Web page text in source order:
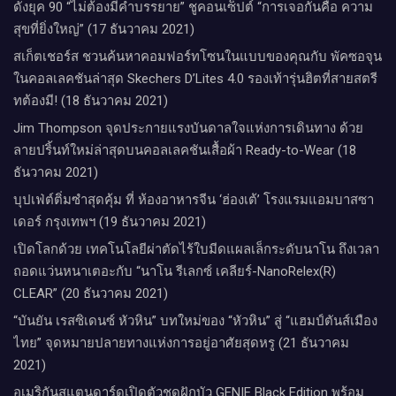
ดังยุค 90 “ไม่ต้องมีคำบรรยาย” ชูคอนเซ็ปต์ “การเจอกันคือ ความ
สุขที่ยิ่งใหญ่” (17 ธันวาคม 2021)
สเก็ตเชอร์ส ชวนค้นหาคอมฟอร์ทโซนในแบบของคุณกับ พัคซอจุน
ในคอลเลคชันล่าสุด Skechers D’Lites 4.0 รองเท้ารุ่นฮิตที่สายสตรี
ทต้องมี! (18 ธันวาคม 2021)
Jim Thompson จุดประกายแรงบันดาลใจแห่งการเดินทาง ด้วย
ลายปริ้นท์ใหม่ล่าสุดบนคอลเลคชันเสื้อผ้า Ready-to-Wear (18
ธันวาคม 2021)
บุปเฟ่ต์ติ่มซำสุดคุ้ม ที่ ห้อง​อาหารจีน​ ‘ฮ่องเต้’ โรงแรม​แอม​บาส​ซา​
เดอร์​ กรุงเทพฯ​ (19 ธันวาคม 2021)
เปิดโลกด้วย เทคโนโลยีผ่าตัดไร้ใบมีดแผลเล็กระดับนาโน ถึงเวลา
ถอดแว่นหนาเตอะกับ “นาโน รีเลกซ์ เคลียร์-NanoRelex(R)
CLEAR” (20 ธันวาคม 2021)
“บันยัน เรสซิเดนซ์ หัวหิน” บทใหม่ของ “หัวหิน” สู่ “แฮมป์ตันส์เมือง
ไทย” จุดหมายปลายทางแห่งการอยู่อาศัยสุดหรู (21 ธันวาคม
2021)
อเมริกันสแตนดาร์ดเปิดตัวชุดฝักบัว GENIE Black Edition พร้อม